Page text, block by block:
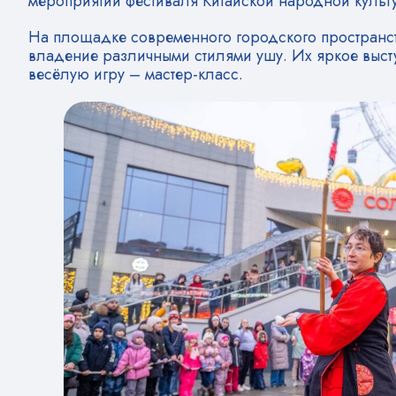
На площадке современного городского
владение различными стилями ушу. Их яркое
весёлую игру – мастер-класс.